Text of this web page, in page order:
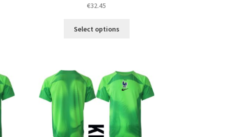
€32.45
Select options
Možnosti
lahko
izberete
na
strani
izdelka